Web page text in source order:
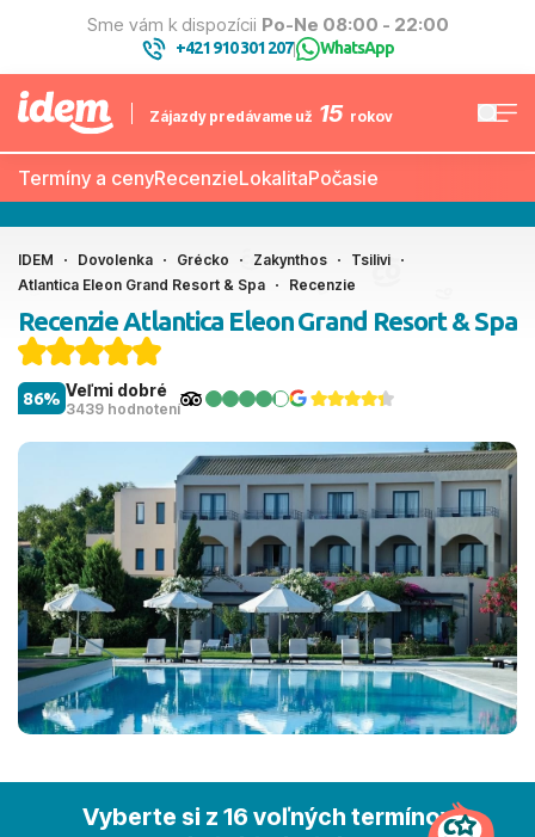
Sme vám k dispozícii Po-Ne 08:00 - 22:00
+421 910 301 207| WhatsApp
Zájazdy predávame už 15 rokov
Termíny a cenyRecenzieLokalitaPočasie
IDEM Dovolenka Grécko Zakynthos
Tsilivi
Atlantica Eleon Grand Resort & Spa
Recenzie
Recenzie Atlantica Eleon Grand Resort & Spa
Veľmi dobré
3439 hodnotení
86%
Vyberte si z 16 voľných termínov